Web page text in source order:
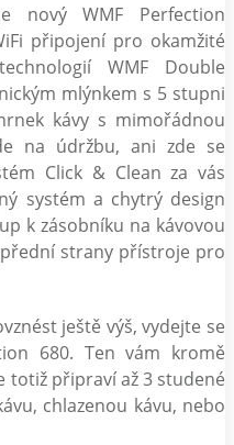
nový WMF Perfection
připojení pro okamžité
WMF Double
mlýnkem s 5 stupni
kávy s mimořádnou
na údržbu, ani zde se
Click & Clean za vás
systém a chytrý design
k zásobníku na kávovou
strany přístroje pro
ještě výš, vydejte se
680. Ten vám kromě
totiž připraví až 3 studené
chlazenou kávu, nebo